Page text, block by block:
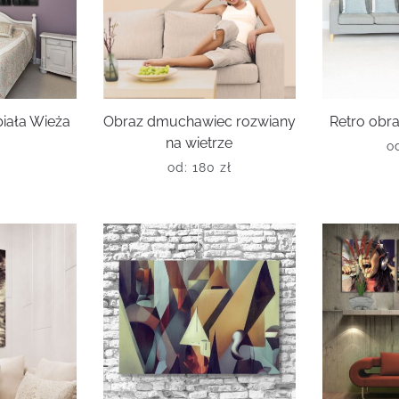
Wieża
Obraz dmuchawiec rozwiany
na wietrze
od: 180 zł
Retro